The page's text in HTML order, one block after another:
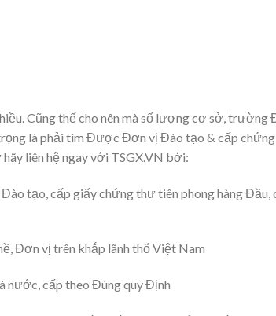
Cũng thế cho nên mà số lượng cơ sở, trường
là phải tìm Được Đơn vị Đào tạo & cấp chứng
liên hệ ngay với TSGX.VN bởi:
tạo, cấp giấy chứng thư tiên phong hàng Đầu,
Đơn vị trên khắp lãnh thổ Việt Nam
nước, cấp theo Đúng quy Định